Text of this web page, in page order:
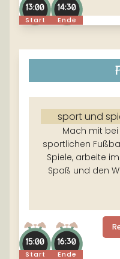
Start
13:00
Ende
14:30
sport und
Mach mit
sportlichen
Spiele, arbeite
Spaß und den
Start
15:00
Ende
16:30